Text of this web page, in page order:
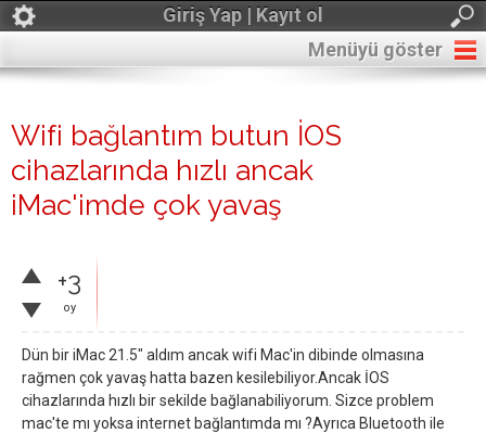
Giriş Yap | Kayıt ol
Menüyü göster
Wifi bağlantım butun İOS
cihazlarında hızlı ancak
iMac'imde çok yavaş
+3
oy
Dün bir iMac 21.5" aldım ancak wifi Mac'in dibinde olmasına
rağmen çok yavaş hatta bazen kesilebiliyor.Ancak İOS
cihazlarında hızlı bir sekilde bağlanabiliyorum. Sizce problem
mac'te mı yoksa internet bağlantımda mı ?Ayrıca Bluetooth ile